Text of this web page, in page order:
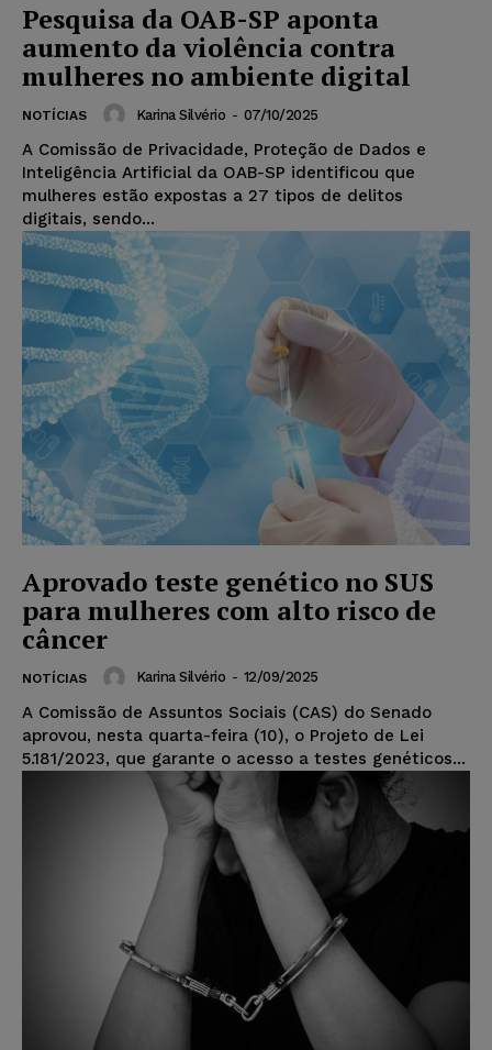
Pesquisa da OAB-SP aponta
aumento da violência contra
mulheres no ambiente digital
NOTÍCIAS Karina Silvério - 07/10/2025
A Comissão de Privacidade, Proteção de Dados e
Inteligência Artificial da OAB-SP identificou que
mulheres estão expostas a 27 tipos de delitos
digitais, sendo...
Aprovado teste genético no SUS
para mulheres com alto risco de
câncer
NOTÍCIAS Karina Silvério - 12/09/2025
A Comissão de Assuntos Sociais (CAS) do Senado
aprovou, nesta quarta-feira (10), o Projeto de Lei
5.181/2023, que garante o acesso a testes genéticos...